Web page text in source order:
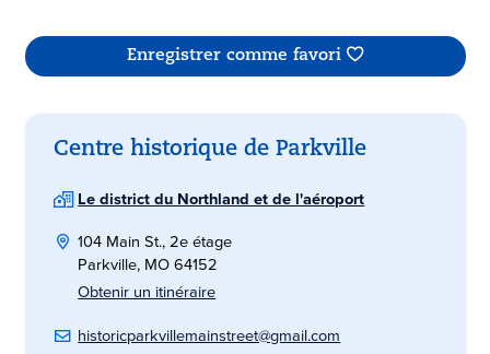
Enregistrer comme favori
Centre historique de Parkville
Le district du Northland et de l'aéroport
104 Main St., 2e étage
Parkville, MO 64152
Obtenir un itinéraire
historicparkvillemainstreet@gmail.com